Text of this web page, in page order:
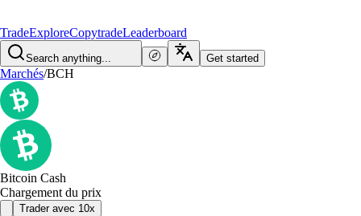
TradeExploreCopytradeLeaderboard
Search anything... Get started
Marchés/BCH
Bitcoin Cash
Chargement du prix
Trader avec 10x